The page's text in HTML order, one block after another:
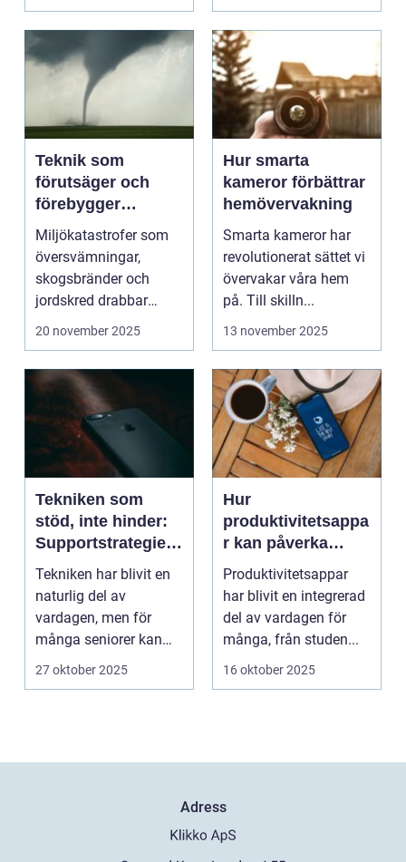
Teknik som
förutsäger och
förebygger
miljökatastrofer i
realtid
Miljökatastrofer som
översvämningar,
skogsbränder och
jordskred drabbar
miljonta...
20 november 2025
Hur smarta
kameror förbättrar
hemövervakning
Smarta kameror har
revolutionerat sättet vi
övervakar våra hem
på. Till skilln...
13 november 2025
Tekniken som
stöd, inte hinder:
Supportstrategier
för seniorer
Tekniken har blivit en
naturlig del av
vardagen, men för
många seniorer kan
smartphones, ...
27 oktober 2025
Hur
produktivitetsappa
r kan påverka
mental hälsa –
både positivt och
negativt
Produktivitetsappar
har blivit en integrerad
del av vardagen för
många, från studen...
16 oktober 2025
Adress